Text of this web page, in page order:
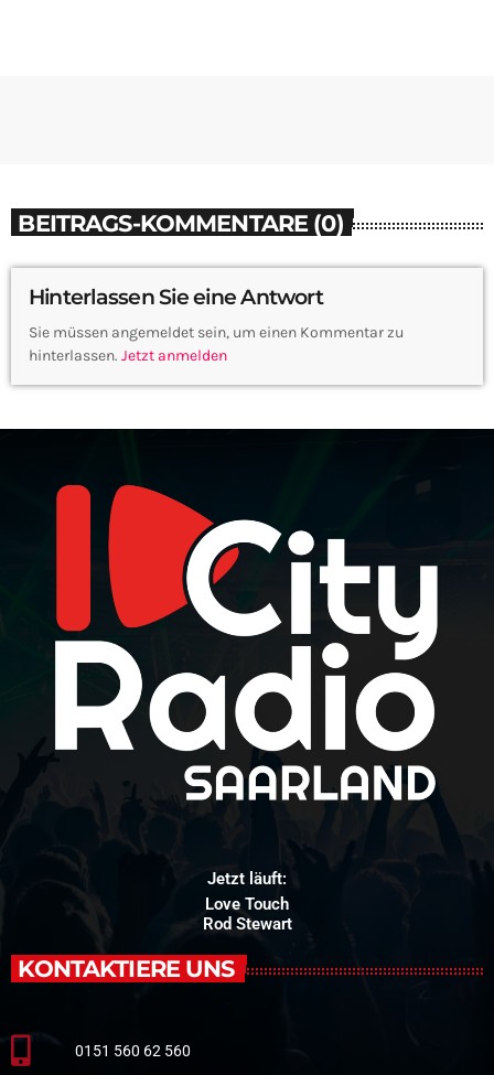
BEITRAGS-KOMMENTARE (0)
Hinterlassen Sie eine Antwort
Sie müssen angemeldet sein, um einen Kommentar zu
hinterlassen. Jetzt anmelden
Jetzt läuft:
Love Touch
Rod Stewart
KONTAKTIERE UNS
0151 560 62 560